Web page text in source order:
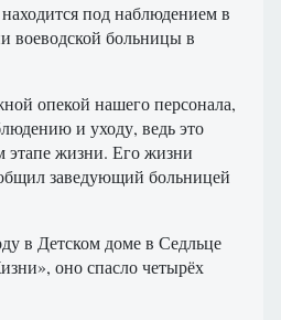
под наблюдением в
воеводской больницы в
опекой нашего персонала,
и уходу, ведь это
этапе жизни. Его жизни
заведующий больницей
в Детском доме в Седльце
оно спасло четырёх